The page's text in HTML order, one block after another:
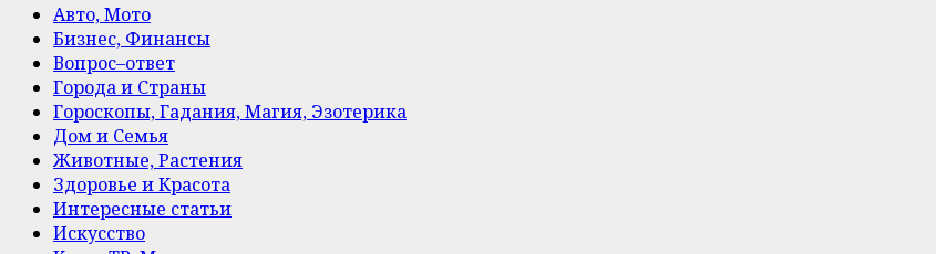
Авто, Мото
Бизнес, Финансы
Вопрос–ответ
Города и Страны
Гороскопы, Гадания, Магия, Эзотерика
Дом и Семья
Животные, Растения
Здоровье и Красота
Интересные статьи
Искусство